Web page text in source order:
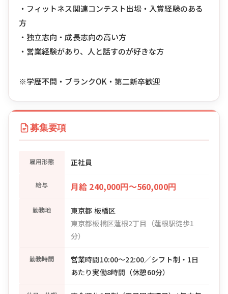
・フィットネス関連コンテスト出場・入賞経験のある
方
・独立志向・成長志向の高い方
・営業経験があり、人と話すのが好きな方
※学歴不問・ブランクOK・第二新卒歓迎
募集要項
雇用形態 正社員
給与 月給 240,000円〜560,000円
勤務地
東京都 板橋区
東京都板橋区蓮根2丁目（蓮根駅徒歩1
分）
勤務時間
営業時間10:00〜22:00／シフト制・1日
あたり実働8時間（休憩60分）